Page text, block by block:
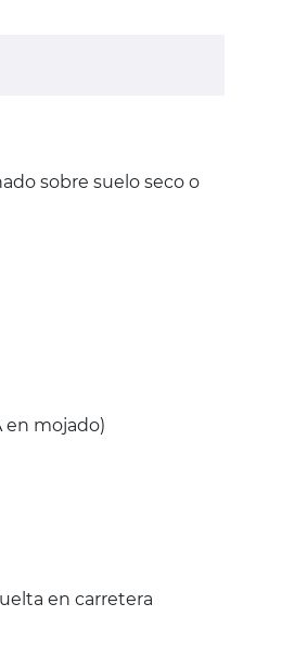
sobre suelo seco o
en mojado)
en carretera